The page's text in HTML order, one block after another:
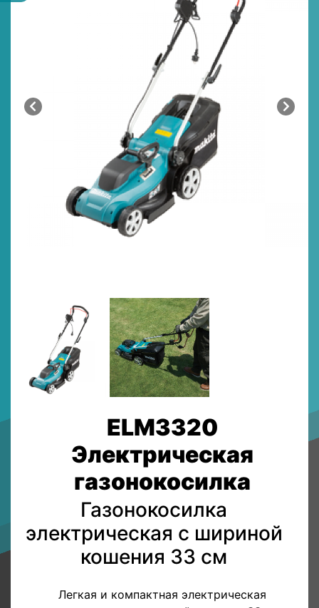
ELM3320
Электрическая
газонокосилка
Газонокосилка
электрическая с шириной
кошения 33 см
Легкая и компактная электрическая